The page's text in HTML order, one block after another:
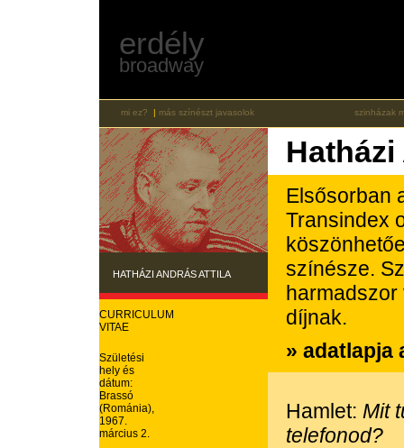
erdély
broadway
szinházak
mi ez? | más színészt javasolok
HATHÁZI ANDRÁS ATTILA
CURRICULUM
VITAE
Születési
hely és
dátum:
Brassó
(Románia),
1967.
március 2.
Elsősorban
Transindex
színésze.
díjnak.
» adatlapja
Hamlet: Mit
telefonod?